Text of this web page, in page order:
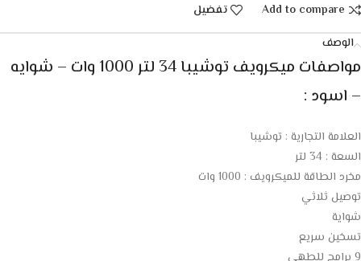
Add to compare
تفضيل
الوصف
مواصفات ميكرويف توشيبا 34 لتر 1000 وات – شوايه
– اسود :
العلامة التجارية : توشيبا
السعة : 34 لتر
مخرد الطاقة للميكرويف : 1000 وات
توصيل ثلاثي
شواية
تسخين سريع